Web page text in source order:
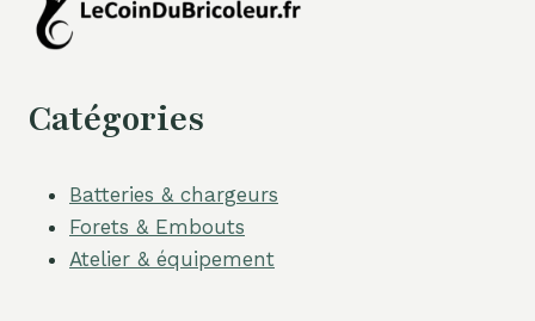
Catégories
Batteries & chargeurs
Forets & Embouts
Atelier & équipement